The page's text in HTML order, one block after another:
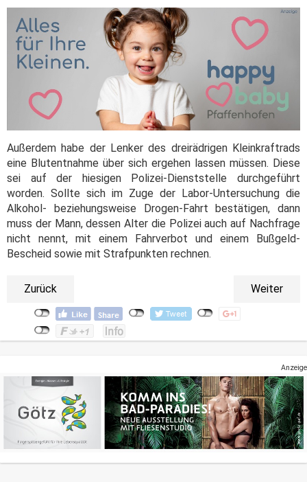
Außerdem habe der Lenker des dreirädrigen Kleinkraftrads
eine Blutentnahme über sich ergehen lassen müssen. Diese
sei auf der hiesigen Polizei-Dienststelle durchgeführt
worden. Sollte sich im Zuge der Labor-Untersuchung die
Alkohol- beziehungsweise Drogen-Fahrt bestätigen, dann
muss der Mann, dessen Alter die Polizei auch auf Nachfrage
nicht nennt, mit einem Fahrverbot und einem Bußgeld-
Bescheid sowie mit Strafpunkten rechnen.
Zurück Weiter
Anzeige